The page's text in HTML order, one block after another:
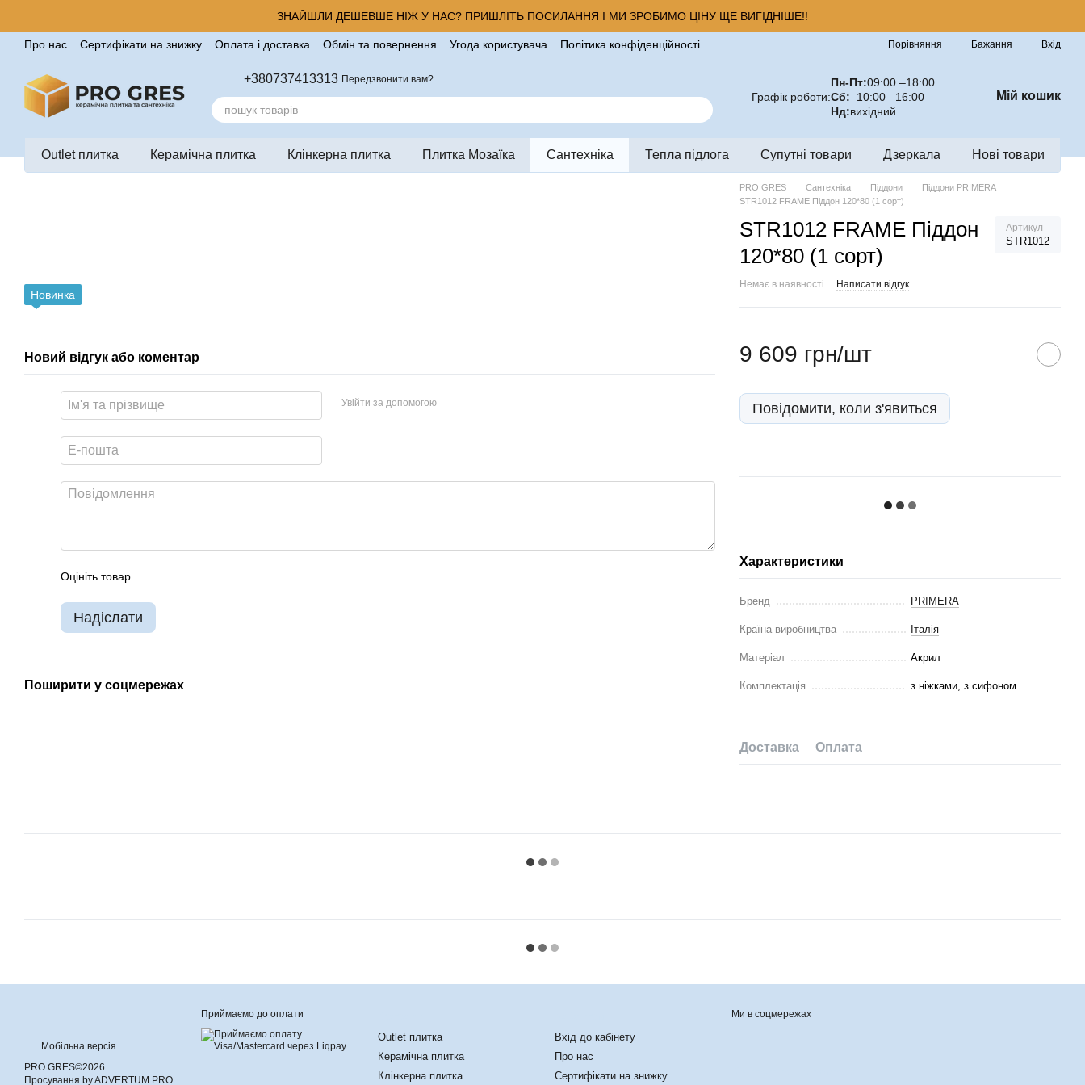
ЗНАЙШЛИ ДЕШЕВШЕ НІЖ У НАС? ПРИШЛІТЬ ПОСИЛАННЯ І МИ ЗРОБИМО ЦІНУ ЩЕ ВИГІДНІШЕ!!
Про нас Сертифікати на знижку Оплата і доставка Обмін та повернення Угода користувача
Політика конфіденційності
Порівняння Бажання Вхід
+380737413313 Передзвонити вам?
Графік роботи:
Пн-Пт:09:00 –18:00
Сб: 10:00 –16:00
Нд:вихідний
Мій кошик
Outlet плитка Керамічна плитка Клінкерна плитка Плитка Мозаїка Сантехніка Тепла підлога Супутні товари Дзеркала Нові товари
PRO GRES Сантехніка Піддони
Піддони PRIMERA
STR1012 FRAME Піддон 120*80 (1 сорт)
STR1012 FRAME Піддон
120*80 (1 сорт)
Артикул
STR1012
Немає в наявності Написати відгук
9 609 грн/шт
Повідомити, коли з'явиться
Характеристики
Бренд PRIMERA
Країна виробництва Італія
Матеріал Акрил
Комплектація з ніжками, з сифоном
Доставка Оплата
Новинка
Новий відгук або коментар
Увійти за допомогою
Оцініть товар
Надіслати
Поширити у соцмережах
Мобільна версія
PRO GRES©2026
Просування by ADVERTUM.PRO
Приймаємо до оплати
Outlet плитка
Керамічна плитка
Клінкерна плитка
Вхід до кабінету
Про нас
Сертифікати на знижку
Ми в соцмережах